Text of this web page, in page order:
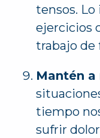
tensos. Lo
ejercicios
trabajo de
Mantén a
tiempo
sufrir